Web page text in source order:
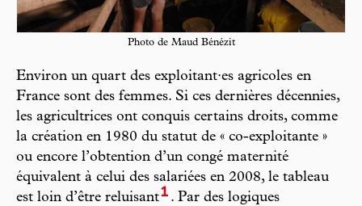
Photo de Maud Bénézit
Environ un quart des exploitant·es agricoles en
France sont des femmes. Si ces dernières décennies,
les agricultrices ont conquis certains droits, comme
la création en 1980 du statut de « co-exploitante »
ou encore l’obtention d’un congé maternité
équivalent à celui des salariées en 2008, le tableau
est loin d’être reluisant1 . Par des logiques